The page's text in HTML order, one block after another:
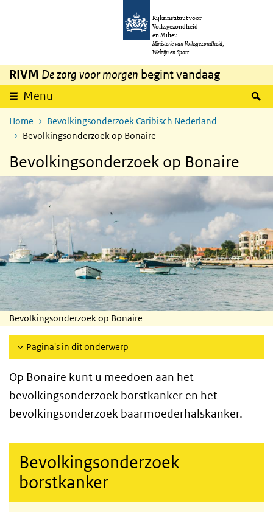
Overslaan en naar de inhoud gaan
Rijksinstituut voor
Volksgezondheid
en Milieu
Ministerie van Volksgezondheid,
Welzijn en Sport
RIVM De zorg voor morgen begint vandaag
Menu
Home
Bevolkingsonderzoek Caribisch Nederland
Bevolkingsonderzoek op Bonaire
Bevolkingsonderzoek op Bonaire
Bevolkingsonderzoek op Bonaire
Pagina's in dit onderwerp
Op Bonaire kunt u meedoen aan het
bevolkingsonderzoek borstkanker en het
bevolkingsonderzoek baarmoederhalskanker.
Bevolkingsonderzoek
borstkanker